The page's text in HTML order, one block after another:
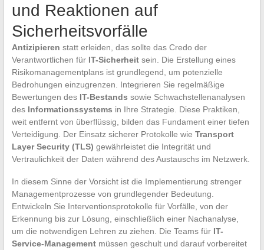
und Reaktionen auf
Sicherheitsvorfälle
Antizipieren statt erleiden, das sollte das Credo der
Verantwortlichen für IT-Sicherheitsein. Die Erstellung eines
Risikomanagementplans ist grundlegend, um potenzielle
Bedrohungen einzugrenzen. Integrieren Sie regelmäßige
Bewertungen des IT-Bestands sowie Schwachstellenanalysen
des Informationssystems in Ihre Strategie. Diese Praktiken,
weit entfernt von überflüssig, bilden das Fundament einer tiefen
Verteidigung. Der Einsatz sicherer Protokolle wie Transport
Layer Security (TLS) gewährleistet die Integrität und
Vertraulichkeit der Daten während des Austauschs im Netzwerk.
In diesem Sinne der Vorsicht ist die Implementierung strenger
Managementprozesse von grundlegender Bedeutung.
Entwickeln Sie Interventionsprotokolle für Vorfälle, von der
Erkennung bis zur Lösung, einschließlich einer Nachanalyse,
um die notwendigen Lehren zu ziehen. Die Teams für IT-
Service-Managementmüssen geschult und darauf vorbereitet